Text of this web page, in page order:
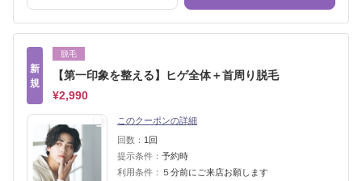
新
規
脱毛
【第一印象を整える】ヒゲ全体＋首周り脱毛
¥2,990
このクーポンの詳細
回数： 1回
提示条件： 予約時
利用条件：
５分前にご来店お願します